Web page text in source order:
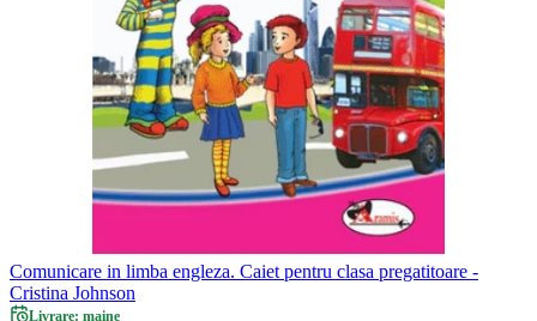
Comunicare in limba engleza. Caiet pentru clasa pregatitoare -
Cristina Johnson
Livrare: maine